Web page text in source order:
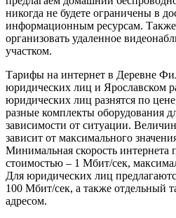
никогда не будете ограничены в
информационным ресурсам. Также
организовать удаленное
участком.
Тарифы на интернет в Деревне
юридических лиц и Ярославском
юридических лиц разнятся по
разные комплекты оборудования
зависимости от ситуации.
зависит от максимального
Минимальная скорость интернета
стоимостью – 1 Мбит/сек,
Для юридических лиц
100 Мбит/сек, а также отдельный
адресом.